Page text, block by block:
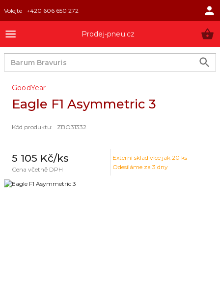
Volejte +420 606 650 272
Prodej-pneu.cz
GoodYear
Eagle F1 Asymmetric 3
Kód produktu: ZBO31332
5 105 Kč/ks
Cena včetně DPH
Externí sklad více jak 20 ks
Odesíláme za 3 dny